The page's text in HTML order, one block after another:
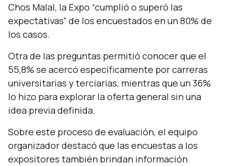
Chos Malal, la Expo “cumplió o superó las
expectativas” de los encuestados en un 80% de
los casos.
Otra de las preguntas permitió conocer que el
55,8% se acercó específicamente por carreras
universitarias y terciarias, mientras que un 36%
lo hizo para explorar la oferta general sin una
idea previa definida.
Sobre este proceso de evaluación, el equipo
organizador destacó que las encuestas a los
expositores también brindan información